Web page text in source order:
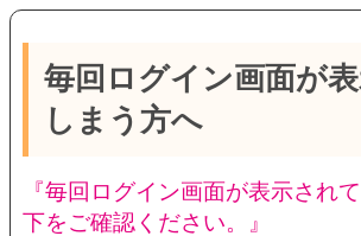
毎回ログイン画面が
しまう方へ
『毎回ログイン画面が表示され
下をご確認ください。』